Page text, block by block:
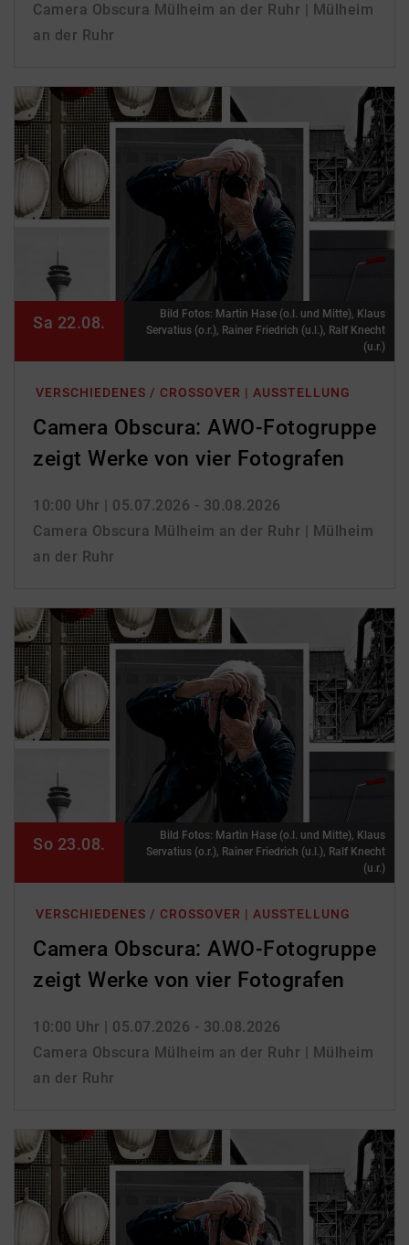
Camera Obscura Mülheim an der Ruhr | Mülheim
an der Ruhr
VERSCHIEDENES / CROSSOVER | AUSSTELLUNG
Camera Obscura: AWO-Fotogruppe
zeigt Werke von vier Fotografen
10:00 Uhr | 05.07.2026 - 30.08.2026
Camera Obscura Mülheim an der Ruhr | Mülheim
an der Ruhr
Sa 22.08.
Bild Fotos: Martin Hase (o.l. und Mitte), Klaus
Servatius (o.r.), Rainer Friedrich (u.l.), Ralf Knecht
(u.r.)
VERSCHIEDENES / CROSSOVER | AUSSTELLUNG
Camera Obscura: AWO-Fotogruppe
zeigt Werke von vier Fotografen
10:00 Uhr | 05.07.2026 - 30.08.2026
Camera Obscura Mülheim an der Ruhr | Mülheim
an der Ruhr
So 23.08.
Bild Fotos: Martin Hase (o.l. und Mitte), Klaus
Servatius (o.r.), Rainer Friedrich (u.l.), Ralf Knecht
(u.r.)